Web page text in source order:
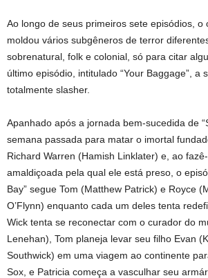
Ao longo de seus primeiros sete episódios, o
moldou vários subgêneros de terror
sobrenatural, folk e colonial, só para citar
último episódio, intitulado “Your Baggage”, a
totalmente slasher.
Apanhado após a jornada bem-sucedida de
semana passada para matar o imortal
Richard Warren (Hamish Linklater) e, ao
amaldiçoada pela qual ele está preso, o
Bay” segue Tom (Matthew Patrick) e Royce
O’Flynn) enquanto cada um deles tenta
Wick tenta se reconectar com o curador do
Lenehan), Tom planeja levar seu filho Evan
Southwick) em uma viagem ao continente
Sox, e Patricia começa a vasculhar seu